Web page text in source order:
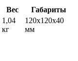
Вес
Габариты
1,04
кг
120х120х40
мм